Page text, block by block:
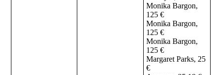
Monika Bargon,
125 €
Monika Bargon,
125 €
Monika Bargon,
125 €
Margaret Parks, 25
€